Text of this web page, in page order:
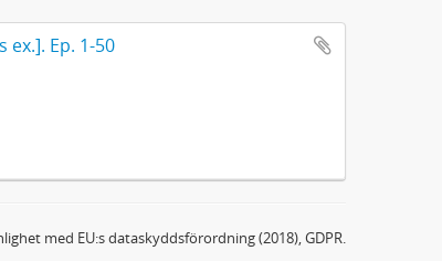
ex.]. Ep. 1-50
med EU:s dataskyddsförordning (2018), GDPR.